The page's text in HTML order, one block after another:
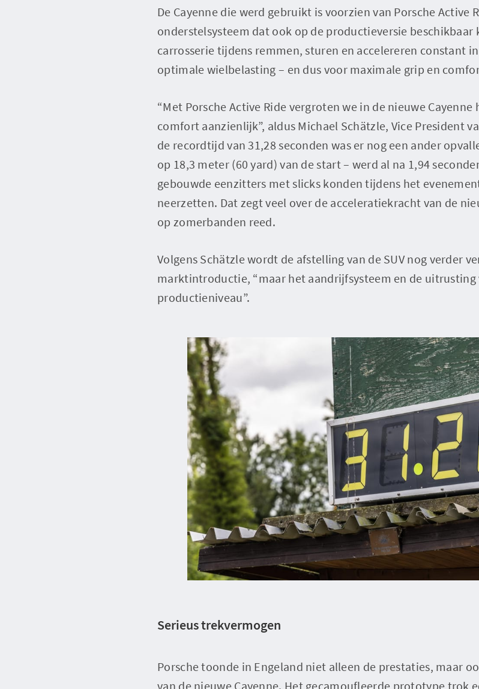
De Cayenne die werd gebruikt is voorzien van Porsche Active
onderstelsysteem dat ook op de productieversie beschikbaar
carrosserie tijdens remmen, sturen en accelereren constant
optimale wielbelasting – en dus voor maximale grip en
“Met Porsche Active Ride vergroten we in de nieuwe
comfort aanzienlijk”, aldus Michael Schätzle, Vice President
de recordtijd van 31,28 seconden was er nog een ander
op 18,3 meter (60 yard) van de start – werd al na 1,94
gebouwde eenzitters met slicks konden tijdens het
neerzetten. Dat zegt veel over de acceleratiekracht van de
op zomerbanden reed.
Volgens Schätzle wordt de afstelling van de SUV nog verder
marktintroductie, “maar het aandrijfsysteem en de uitrusting
productieniveau”.
Serieus trekvermogen
Porsche toonde in Engeland niet alleen de prestaties, maar
van de nieuwe Cayenne. Het gecamoufleerde prototype trok